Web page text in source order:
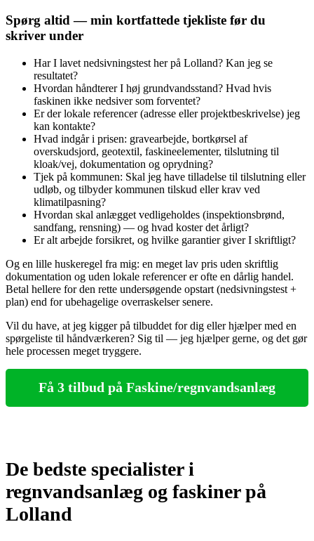
Spørg altid — min kortfattede tjekliste før du
skriver under
Har I lavet nedsivningstest her på Lolland? Kan jeg se
resultatet?
Hvordan håndterer I høj grundvandsstand? Hvad hvis
faskinen ikke nedsiver som forventet?
Er der lokale referencer (adresse eller projektbeskrivelse) jeg
kan kontakte?
Hvad indgår i prisen: gravearbejde, bortkørsel af
overskudsjord, geotextil, faskineelementer, tilslutning til
kloak/vej, dokumentation og oprydning?
Tjek på kommunen: Skal jeg have tilladelse til tilslutning eller
udløb, og tilbyder kommunen tilskud eller krav ved
klimatilpasning?
Hvordan skal anlægget vedligeholdes (inspektionsbrønd,
sandfang, rensning) — og hvad koster det årligt?
Er alt arbejde forsikret, og hvilke garantier giver I skriftligt?
Og en lille huskeregel fra mig: en meget lav pris uden skriftlig
dokumentation og uden lokale referencer er ofte en dårlig handel.
Betal hellere for den rette undersøgende opstart (nedsivningstest +
plan) end for ubehagelige overraskelser senere.
Vil du have, at jeg kigger på tilbuddet for dig eller hjælper med en
spørgeliste til håndværkeren? Sig til — jeg hjælper gerne, og det gør
hele processen meget tryggere.
Få 3 tilbud på Faskine/regnvandsanlæg
De bedste specialister i
regnvandsanlæg og faskiner på
Lolland